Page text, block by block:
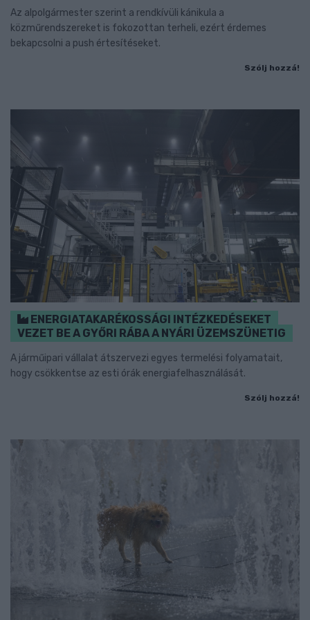
Az alpolgármester szerint a rendkívüli kánikula a
közműrendszereket is fokozottan terheli, ezért érdemes
bekapcsolni a push értesítéseket.
Szólj hozzá!
ENERGIATAKARÉKOSSÁGI INTÉZKEDÉSEKET
VEZET BE A GYŐRI RÁBA A NYÁRI ÜZEMSZÜNETIG
A járműipari vállalat átszervezi egyes termelési folyamatait,
hogy csökkentse az esti órák energiafelhasználását.
Szólj hozzá!